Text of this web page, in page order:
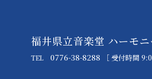
福井県立音楽堂 ハーモ
TEL 0776-38-8288 ［ 受付時間